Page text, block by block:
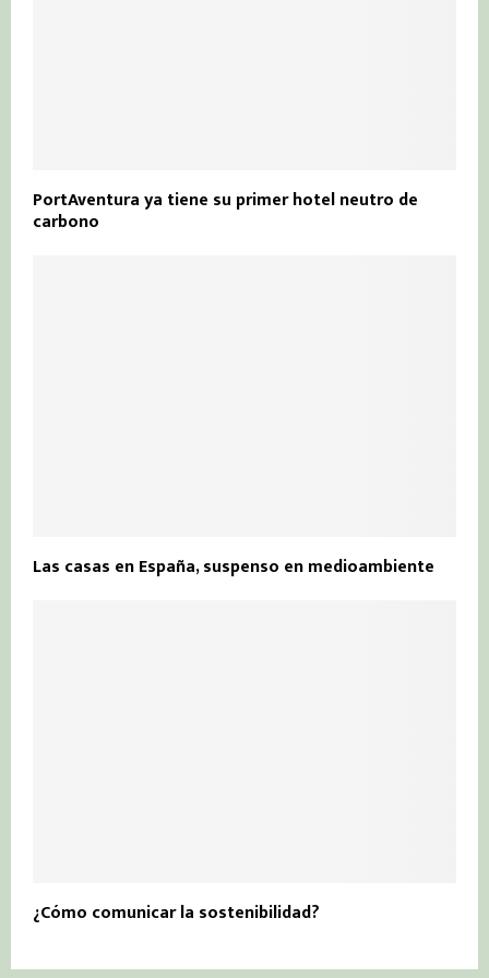
PortAventura ya tiene su primer hotel neutro de
carbono
Las casas en España, suspenso en medioambiente
¿Cómo comunicar la sostenibilidad?